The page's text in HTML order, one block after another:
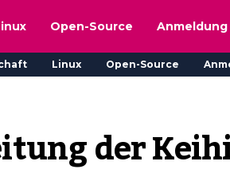
Open-Source
Linux Open-Source
der